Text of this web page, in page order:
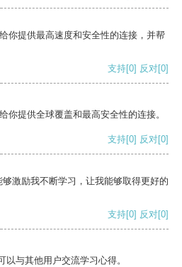
你提供最高速度和安全性的连接，并帮
支持[0] 反对[0]
你提供全球覆盖和最高安全性的连接。
支持[0] 反对[0]
激励我不断学习，让我能够取得更好的
支持[0] 反对[0]
与其他用户交流学习心得。